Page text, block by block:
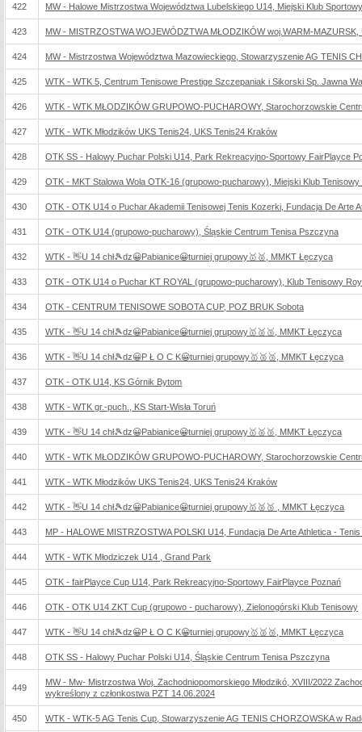
422 MW - Halowe Mistrzostwa Województwa Lubelskiego U14, Miejski Klub
423 MW - MISTRZOSTWA WOJEWÓDZTWA MŁODZIKÓW woj.WARM-
424 MW - Mistrzostwa Województwa Mazowieckiego, Stowarzyszenie AG TENIS
425 WTK - WTK 5, Centrum Tenisowe Prestige Szczepaniak i Sikorski Sp. Jawna
426 WTK - WTK MŁODZIKÓW GRUPOWO-PUCHAROWY, Starochorzowskie
427 WTK - WTK Młodzików UKS Tenis24, UKS Tenis24 Kraków
428 OTK SS - Halowy Puchar Polski U14, Park Rekreacyjno-Sportowy FairPlayce
429 OTK - MKT Stalowa Wola OTK-16 (grupowo-pucharowy), Miejski Klub Tenisowy
430 OTK - OTK U14 o Puchar Akademii Tenisowej Tenis Kozerki, Fundacja De Arte
431 OTK - OTK U14 (grupowo-pucharowy), Śląskie Centrum Tenisa Pszczyna
432 WTK - 👋U 14 chł🎾dz😀Pabianice😀turniej grupowy🥇🥈, MMKT Łęczyca
433 OTK - OTK U14 o Puchar KT ROYAL (grupowo-pucharowy), Klub Tenisowy
434 OTK - CENTRUM TENISOWE SOBOTA CUP, POZ BRUK Sobota
435 WTK - 👋U 14 chł🎾dz😀Pabianice😀turniej grupowy🥇🥈🥉, MMKT Łęczyca
436 WTK - 👋U 14 chł🎾dz😀P Ł O C K😀turniej grupowy🥇🥈🥉, MMKT Łęczyca
437 OTK - OTK U14, KS Górnik Bytom
438 WTK - WTK gr.-puch., KS Start-Wisła Toruń
439 WTK - 👋U 14 chł🎾dz😀Pabianice😀turniej grupowy🥇🥈🥉, MMKT Łęczyca
440 WTK - WTK MŁODZIKÓW GRUPOWO-PUCHAROWY, Starochorzowskie
441 WTK - WTK Młodzików UKS Tenis24, UKS Tenis24 Kraków
442 WTK - 👋U 14 chł🎾dz😀Pabianice😀turniej grupowy🥇🥈🥉 , MMKT Łęczyca
443 MP - HALOWE MISTRZOSTWA POLSKI U14, Fundacja De Arte Athletica -
444 WTK - WTK Młodziczek U14 , Grand Park
445 OTK - fairPlayce Cup U14, Park Rekreacyjno-Sportowy FairPlayce Poznań
446 OTK - OTK U14 ZKT Cup (grupowo - pucharowy), Zielonogórski Klub Tenisowy
447 WTK - 👋U 14 chł🎾dz😀P Ł O C K😀turniej grupowy🥇🥈🥉, MMKT Łęczyca
448 OTK SS - Halowy Puchar Polski U14, Śląskie Centrum Tenisa Pszczyna
449
MW - Mw- Mistrzostwa Woj. Zachodniopomorskiego Młodzikó, XVIII/2022
wykreślony z członkostwa PZT 14.06.2024
450 WTK - WTK-5 AG Tenis Cup, Stowarzyszenie AG TENIS CHORZOWSKA w